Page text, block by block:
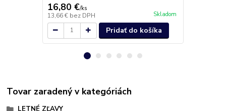
16,80 €/ks
13,66 € bez DPH Skladom
Pridať do košíka
Tovar zaradený v kategóriách
LETNÉ ZĽAVY